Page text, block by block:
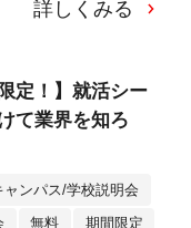
詳しくみる
定！】就活シー
て業界を知ろ
ャンパス/学校説明会
無料 期間限定